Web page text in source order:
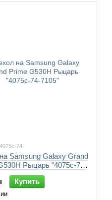
74
Samsung Galaxy Grand
Рыцарь "4075c-74-
Купить